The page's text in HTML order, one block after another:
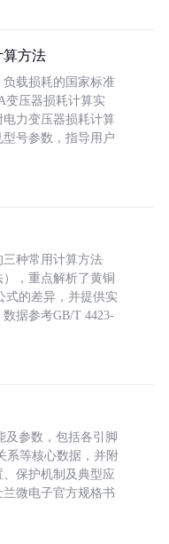
算方法
载损耗的国家标准
变压器损耗计算实
力变压器损耗计算
型号参数，指导用户
种常用计算方法
），重点解析了黄铜
式的差异，并提供实
据参考GB/T 4423-
及参数，包括各引脚
系等核心数据，并附
保护机制及典型应
微电子官方规格书